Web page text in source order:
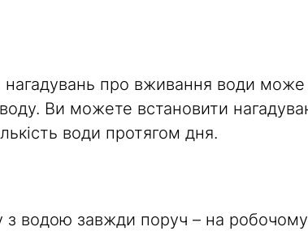
про вживання води
Ви можете встановити
води протягом дня.
водою завжди поруч – на робочому